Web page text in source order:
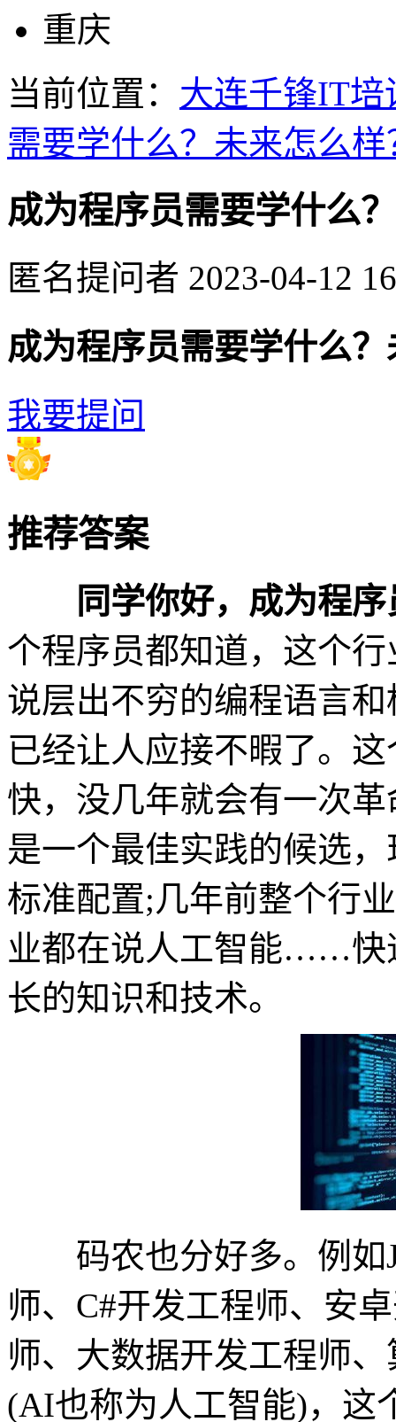
重庆
当前位置： 大连千锋IT培
需要学什么？未来怎么样
成为程序员需要学什么
匿名提问者 2023-04-12
成为程序员需要学什么
我要提问
推荐答案
同学你好，成为程
个程序员都知道，这个
说层出不穷的编程语言
已经让人应接不暇了。
快，没几年就会有一次
是一个最佳实践的候选
标准配置;几年前整个行
业都在说人工智能……快
长的知识和技术。
码农也分好多。例如
师、C#开发工程师、安
师、大数据开发工程师
(AI也称为人工智能)，这